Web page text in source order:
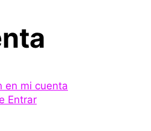
en mi cuenta
Entrar